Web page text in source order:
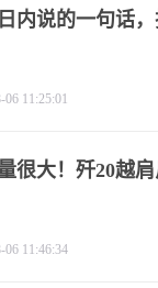
内说的一句话
06 11:25:01
很大！歼20越
06 11:46:34